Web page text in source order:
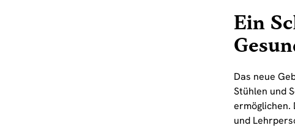
Ein
Das neue
Stühlen und
ermöglichen.
und